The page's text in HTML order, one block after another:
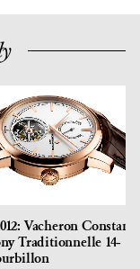
Vacheron
Traditionnelle 14-